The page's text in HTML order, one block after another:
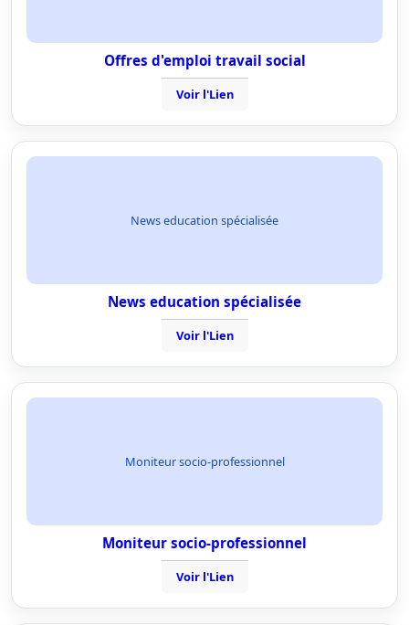
Offres d'emploi travail social
Voir l'Lien
News education spécialisée
News education spécialisée
Voir l'Lien
Moniteur socio-professionnel
Moniteur socio-professionnel
Voir l'Lien